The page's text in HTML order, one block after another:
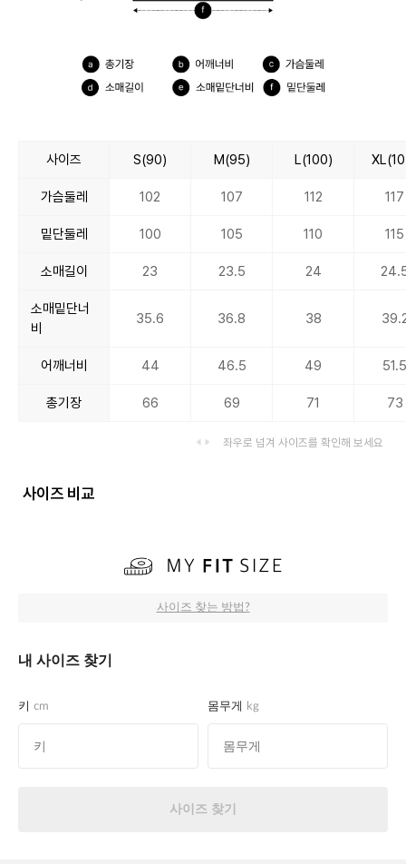
사이즈 S(90) M(95) L(100)
가슴둘레 102 107 112 117
밑단둘레 100 105 110 115
소매길이 23 23.5 24
소매밑단너
비
35.6 36.8 38
어깨너비 44 46.5 49
총기장 66 69 71 73
좌우로 넘겨 사이즈를 확인해 보세요
사이즈 비교